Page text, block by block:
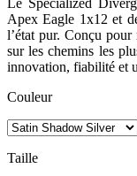
Apex Eagle 1x12 et
l’état pur. Conçu
sur les chemins les
innovation, fiabilité et
Couleur
Taille